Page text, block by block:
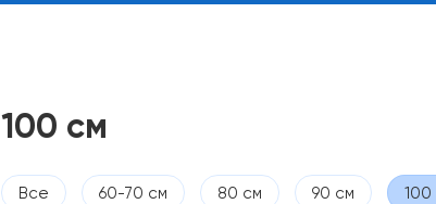
100 см
Все 60-70 см 80 см 90 см 100